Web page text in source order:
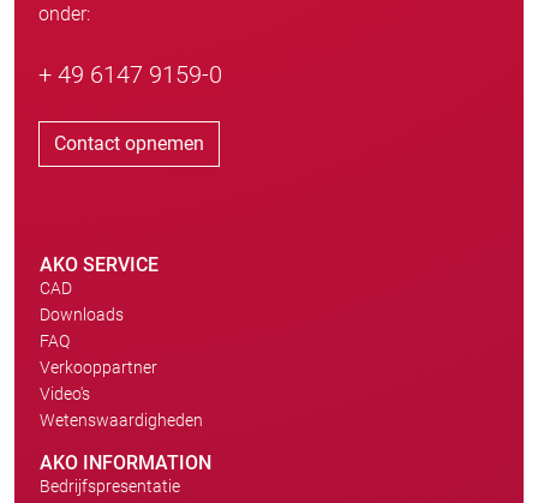
onder:
+ 49 6147 9159-0
Contact opnemen
AKO SERVICE
CAD
Downloads
FAQ
Verkooppartner
Video's
Wetenswaardigheden
AKO INFORMATION
Bedrijfspresentatie